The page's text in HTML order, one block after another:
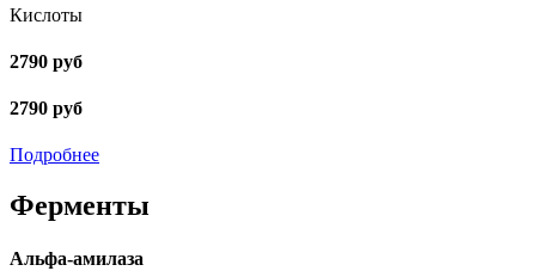
Кислоты
2790 руб
2790 руб
Подробнее
Ферменты
Альфа-амилаза